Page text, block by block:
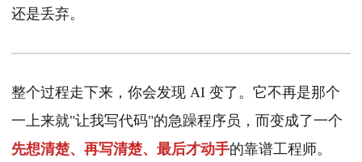
还是丢弃。
整个过程走下来，你会发现 AI 变了。它不再是那个
一上来就"让我写代码"的急躁程序员，而变成了一个
先想清楚、再写清楚、最后才动手的靠谱工程师。